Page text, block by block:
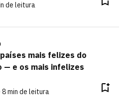
de leitura
mais felizes do
— e os mais infelizes
min de leitura